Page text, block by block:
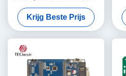
voor PCBA-diensten voor
consumentenelektronica
Krijg Beste Prijs